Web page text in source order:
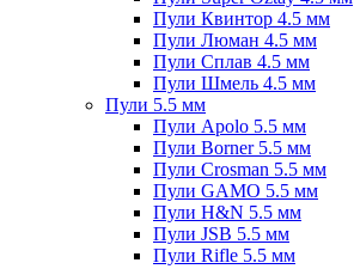
Пули Квинтор 4.5 мм
Пули Люман 4.5 мм
Пули Сплав 4.5 мм
Пули Шмель 4.5 мм
Пули 5.5 мм
Пули Apolo 5.5 мм
Пули Borner 5.5 мм
Пули Crosman 5.5 мм
Пули GAMO 5.5 мм
Пули H&N 5.5 мм
Пули JSB 5.5 мм
Пули Rifle 5.5 мм